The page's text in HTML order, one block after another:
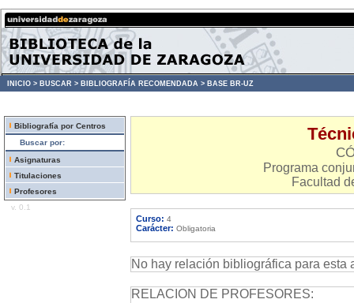
INICIO > BUSCAR > BIBLIOGRAFÍA RECOMENDADA > BASE BR-UZ
Bibliografía por Centros
Buscar por:
Asignaturas
Titulaciones
Profesores
v. 0.1
Programa
Facultad
Curso: 4
Carácter: Obligatoria
No hay relación bibliográfica para esta
RELACION DE PROFESORES: